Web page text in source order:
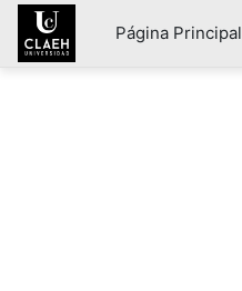
Salta al contenido principal
Página Principal